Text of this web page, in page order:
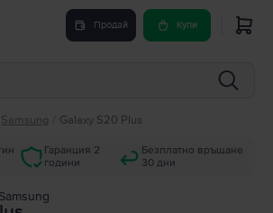
Продай Купи
Samsung Galaxy S20 Plus
Гаранция 2
години
Безплатно връщане
30 дни